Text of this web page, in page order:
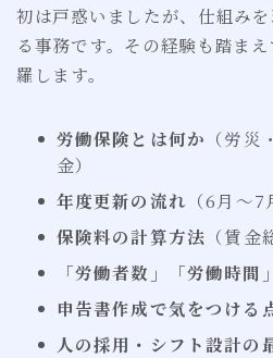
初は戸惑いましたが、仕組み
る事務です。その経験も踏ま
羅します。
労働保険とは何か （労
金）
年度更新の流れ （6月〜7
保険料の計算方法 （賃金
「労働者数」「労働時間
申告書作成で気をつける
人の採用・シフト設計の